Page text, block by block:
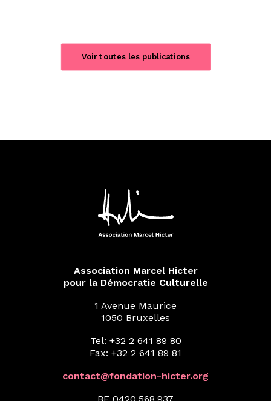
Voir toutes les publications
Association Marcel Hicter
pour la Démocratie Culturelle
1 Avenue Maurice
1050 Bruxelles
Tel: +32 2 641 89 80
Fax: +32 2 641 89 81
contact@fondation-hicter.org